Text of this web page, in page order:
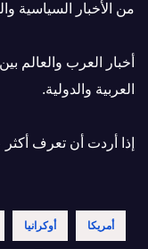
من الأخبار السياسية
أخبار العرب والعالم
العربية والدولية.
إذا أردت أن تعرف
أمريكا أوكرانيا